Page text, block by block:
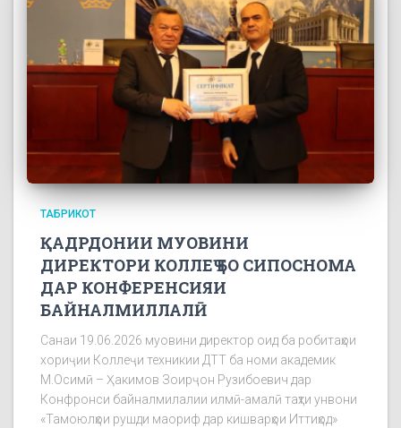
ТАБРИКОТ
ҚАДРДОНИИ МУОВИНИ
ДИРЕКТОРИ КОЛЛЕҶ БО СИПОСНОМА
ДАР КОНФЕРЕНСИЯИ
БАЙНАЛМИЛЛАЛӢ
Санаи 19.06.2026 муовини директор оид ба робитаҳои
хориҷии Коллеҷи техникии ДТТ ба номи академик
М.Осимӣ – Ҳакимов Зоирҷон Рузибоевич дар
Конфронси байналмилалии илмӣ-амалӣ таҳти унвони
«Тамоюлҳои рушди маориф дар кишварҳои Иттиҳод»